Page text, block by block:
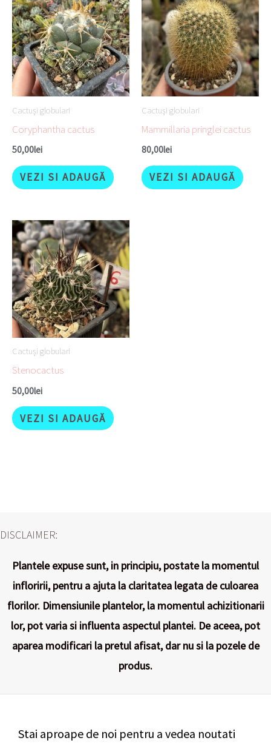
Cactuși globulari
Coryphantha cactus
50,00lei
VEZI SI ADAUGĂ
Cactuși globulari
Mammillaria pringlei cactus
80,00lei
VEZI SI ADAUGĂ
Cactuși globulari
Stenocactus
50,00lei
VEZI SI ADAUGĂ
DISCLAIMER:
Plantele expuse sunt, in principiu, postate la momentul
infloririi, pentru a ajuta la claritatea legata de culoarea
florilor. Dimensiunile plantelor, la momentul achizitionarii
lor, pot varia si influenta aspectul plantei. De aceea, pot
aparea modificari la pretul afisat, dar nu si la pozele de
produs.
Stai aproape de noi pentru a vedea noutati